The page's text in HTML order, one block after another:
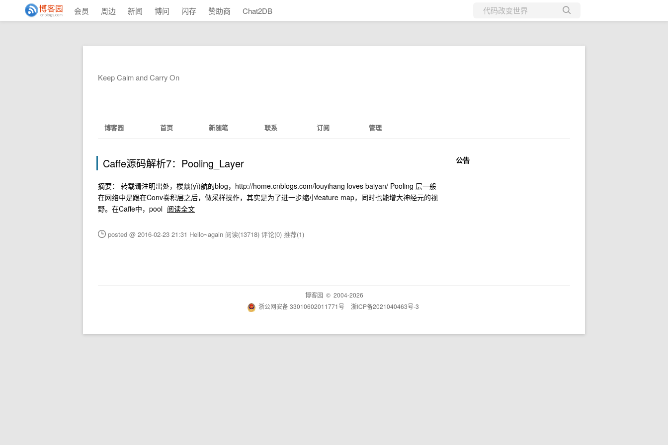
会员 周边 新闻 博问 闪存 赞助商 Chat2DB
当前博客
Keep Calm and Carry On
博客园 首页 新随笔 联系 订阅 管理
Caffe源码解析7：Pooling_Layer
摘要： 转载请注明出处，楼燚(yì)航的blog，http://home.cnblogs.com/louyihang loves baiyan/ Pooling 层一般
在网络中是跟在Conv卷积层之后，做采样操作，其实是为了进一步缩小feature map，同时也能增大神经元的视
野。在Caffe中，pool 阅读全文
posted @ 2016-02-23 21:31 Hello~again 阅读(13718) 评论(0) 推荐(1)
公告
博客园 © 2004-2026
浙公网安备 33010602011771号
浙ICP备2021040463号-3